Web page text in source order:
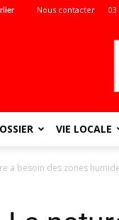
Nous contacter 03
VIE LOCALE
a besoin des zones